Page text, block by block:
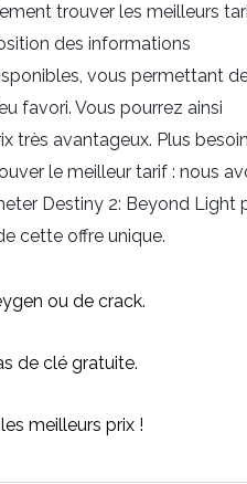
trouver les meilleurs
des informations
vous permettant
favori. Vous pourrez ainsi
très avantageux. Plus
le meilleur tarif : nous
Destiny 2: Beyond Light
cette offre unique.
ou de crack.
de clé gratuite.
meilleurs prix !